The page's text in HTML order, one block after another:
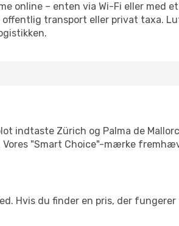
online – enten via Wi-Fi eller med
transport eller privat taxa.
indtaste Zürich og Palma de
"Smart Choice"-mærke
du finder en pris, der fungerer